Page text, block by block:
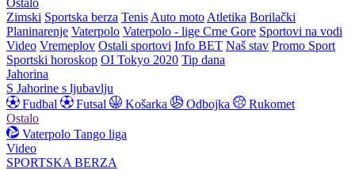
Ostalo
Zimski Sportska berza Tenis Auto moto Atletika Borilački
Planinarenje Vaterpolo Vaterpolo - lige Crne Gore Sportovi na vodi
Video Vremeplov Ostali sportovi Info BET Naš stav Promo Sport
Sportski horoskop OI Tokyo 2020 Tip dana
Jahorina
S Jahorine s ljubavlju
Fudbal
Futsal Košarka Odbojka
Rukomet
Ostalo
Vaterpolo Tango liga
Video
SPORTSKA BERZA